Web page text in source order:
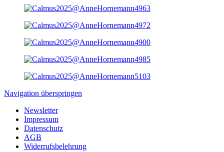
Navigation überspringen
Newsletter
Impressum
Datenschutz
AGB
Widerrufsbelehrung